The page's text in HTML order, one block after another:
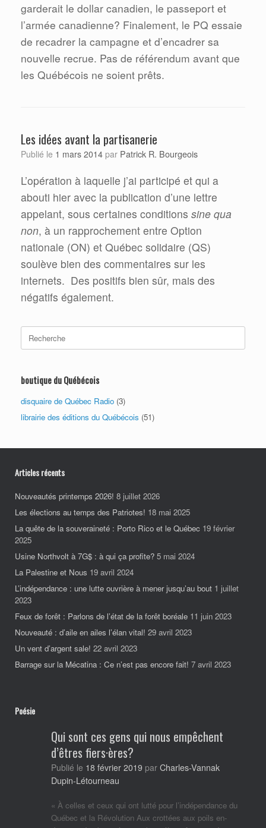
garderait le dollar canadien, le passeport et
l’armée canadienne? Finalement, le PQ essaie
de recadrer la campagne et d’encadrer sa
nouvelle recrue. Pas de référendum avant que
les Québécois ne soient prêts.
Les idées avant la partisanerie
Publié le 1 mars 2014 par Patrick R. Bourgeois
L’opération à laquelle j’ai participé et qui a
abouti hier avec la publication d’une lettre
appelant, sous certaines conditions sine qua
non, à un rapprochement entre Option
nationale (ON) et Québec solidaire (QS)
soulève bien des commentaires sur les
internets. Des positifs bien sûr, mais des
négatifs également.
for:
boutique du Québécois
disquaire de Québec Radio (3)
librairie des éditions du Québécois (51)
Articles récents
Nouveautés printemps 2026! 8 juillet 2026
Les élections au temps des Patriotes! 18 mai 2025
La quête de la souveraineté : Porto Rico et le Québec 19 février
2025
Usine Northvolt à 7G$ : à qui ça profite? 5 mai 2024
La Palestine et Nous 19 avril 2024
L’indépendance : une lutte ouvrière à mener jusqu’au bout 1 juillet
2023
Feux de forêt : Parlons de l’état de la forêt boréale 11 juin 2023
Nouveauté : d’aile en ailes l’élan vital! 29 avril 2023
Un vent d’argent sale! 22 avril 2023
Barrage sur la Mécatina : Ce n’est pas encore fait! 7 avril 2023
Poésie
Qui sont ces gens qui nous empêchent
d’êtres fiers·ères?
Publié le 18 février 2019 par Charles-Vannak
Dupin-Létourneau
« À celles et ceux qui ont lutté pour l’indépendance du
Québec et la Révolution Aux crottées aux poils en-